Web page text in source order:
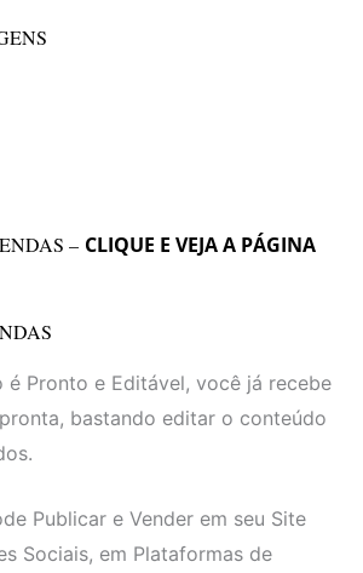
– CLIQUE E VEJA A PÁGINA
é Pronto e Editável, você já recebe
bastando editar o conteúdo
Publicar e Vender em seu Site
Sociais, em Plataformas de